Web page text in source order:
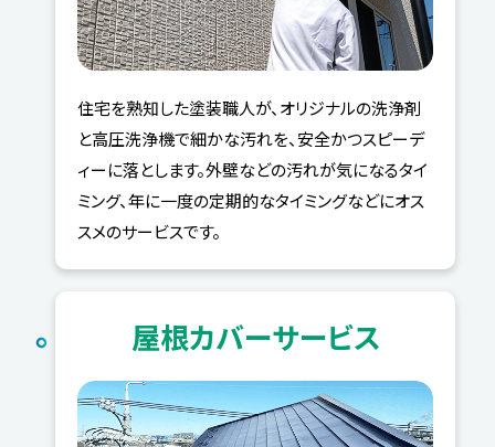
住宅を熟知した塗装職人が、オリジナルの洗浄剤
と高圧洗浄機で細かな汚れを、安全かつスピーデ
ィーに落とします。外壁などの汚れが気になるタイ
ミング、年に一度の定期的なタイミングなどにオス
スメのサービスです。
屋根カバーサービス